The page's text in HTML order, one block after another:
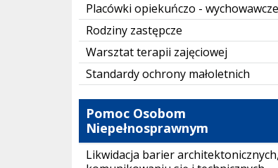
Placówki opiekuńczo - wychowawcze
Rodziny zastępcze
Warsztat terapii zajęciowej
Standardy ochrony małoletnich
Pomoc Osobom
Niepełnosprawnym
Likwidacja barier